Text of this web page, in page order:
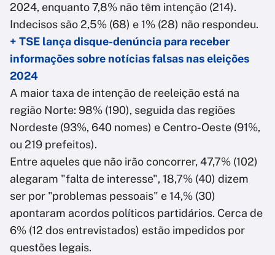
2024, enquanto 7,8% não têm intenção (214).
Indecisos são 2,5% (68) e 1% (28) não respondeu.
+ TSE lança disque-denúncia para receber
informações sobre notícias falsas nas eleições
2024
A maior taxa de intenção de reeleição está na
região Norte: 98% (190), seguida das regiões
Nordeste (93%, 640 nomes) e Centro-Oeste (91%,
ou 219 prefeitos).
Entre aqueles que não irão concorrer, 47,7% (102)
alegaram "falta de interesse", 18,7% (40) dizem
ser por "problemas pessoais" e 14,% (30)
apontaram acordos políticos partidários. Cerca de
6% (12 dos entrevistados) estão impedidos por
questões legais.